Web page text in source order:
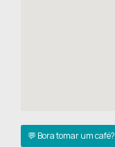
💬 Bora tomar um café?